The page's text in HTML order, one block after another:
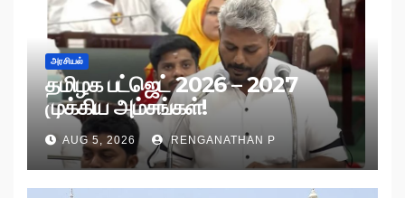
அரசியல்
தமிழக பட்ஜெட் 2026 – 2027
முக்கிய அம்சங்கள்!
AUG 5, 2026 RENGANATHAN P